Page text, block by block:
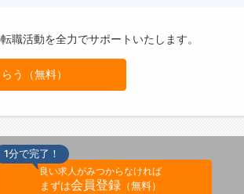
24時間使える体制を整えています！
2017年入社）
とが会社の魅力です。
度』があり、比較的年齢が近い先輩がついてく
、プライベートでもお酒を飲みに行ったり、兄
になります。
職活動を全力でサポートいたします。
う（無料）
1分で完了！
良い求人がみつからなければ
まずは会員登録（無料）